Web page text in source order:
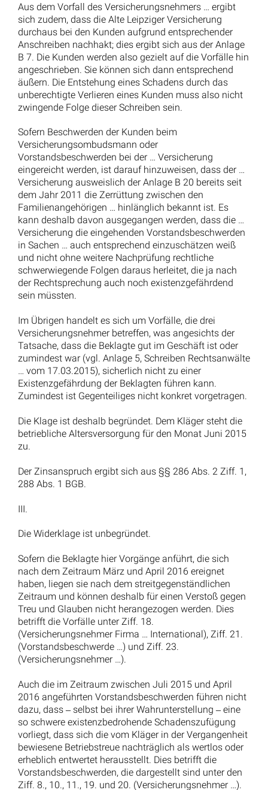
Aus dem Vorfall des Versicherungsnehmers … ergibt
sich zudem, dass die Alte Leipziger Versicherung
durchaus bei den Kunden aufgrund entsprechender
Anschreiben nachhakt; dies ergibt sich aus der Anlage
B 7. Die Kunden werden also gezielt auf die Vorfälle hin
angeschrieben. Sie können sich dann entsprechend
äußern. Die Entstehung eines Schadens durch das
unberechtigte Verlieren eines Kunden muss also nicht
zwingende Folge dieser Schreiben sein.
Sofern Beschwerden der Kunden beim
Versicherungsombudsmann oder
Vorstandsbeschwerden bei der … Versicherung
eingereicht werden, ist darauf hinzuweisen, dass der …
Versicherung ausweislich der Anlage B 20 bereits seit
dem Jahr 2011 die Zerrüttung zwischen den
Familienangehörigen … hinlänglich bekannt ist. Es
kann deshalb davon ausgegangen werden, dass die …
Versicherung die eingehenden Vorstandsbeschwerden
in Sachen … auch entsprechend einzuschätzen weiß
und nicht ohne weitere Nachprüfung rechtliche
schwerwiegende Folgen daraus herleitet, die ja nach
der Rechtsprechung auch noch existenzgefährdend
sein müssten.
Im Übrigen handelt es sich um Vorfälle, die drei
Versicherungsnehmer betreffen, was angesichts der
Tatsache, dass die Beklagte gut im Geschäft ist oder
zumindest war (vgl. Anlage 5, Schreiben Rechtsanwälte
… vom 17.03.2015), sicherlich nicht zu einer
Existenzgefährdung der Beklagten führen kann.
Zumindest ist Gegenteiliges nicht konkret vorgetragen.
Die Klage ist deshalb begründet. Dem Kläger steht die
betriebliche Altersversorgung für den Monat Juni 2015
zu.
Der Zinsanspruch ergibt sich aus §§ 286 Abs. 2 Ziff. 1,
288 Abs. 1 BGB.
III.
Die Widerklage ist unbegründet.
Sofern die Beklagte hier Vorgänge anführt, die sich
nach dem Zeitraum März und April 2016 ereignet
haben, liegen sie nach dem streitgegenständlichen
Zeitraum und können deshalb für einen Verstoß gegen
Treu und Glauben nicht herangezogen werden. Dies
betrifft die Vorfälle unter Ziff. 18.
(Versicherungsnehmer Firma … International), Ziff. 21.
(Vorstandsbeschwerde …) und Ziff. 23.
(Versicherungsnehmer …).
Auch die im Zeitraum zwischen Juli 2015 und April
2016 angeführten Vorstandsbeschwerden führen nicht
dazu, dass ‒ selbst bei ihrer Wahrunterstellung ‒ eine
so schwere existenzbedrohende Schadenszufügung
vorliegt, dass sich die vom Kläger in der Vergangenheit
bewiesene Betriebstreue nachträglich als wertlos oder
erheblich entwertet herausstellt. Dies betrifft die
Vorstandsbeschwerden, die dargestellt sind unter den
Ziff. 8., 10., 11., 19. und 20. (Versicherungsnehmer …).